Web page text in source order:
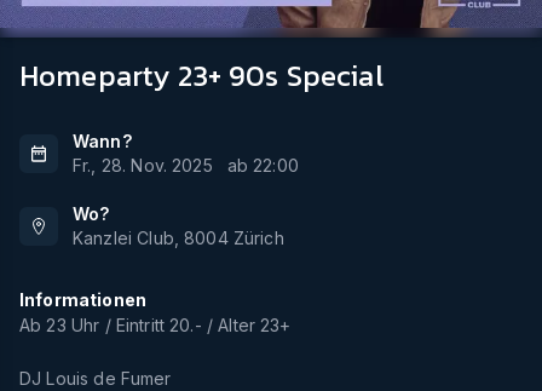
Homeparty 23+ 90s Special
Wann?
Fr., 28. Nov. 2025
ab 22:00
Wo?
Kanzlei Club ,8004 Zürich
Informationen
Ab 23 Uhr / Eintritt 20.- / Alter 23+
DJ Louis de Fumer